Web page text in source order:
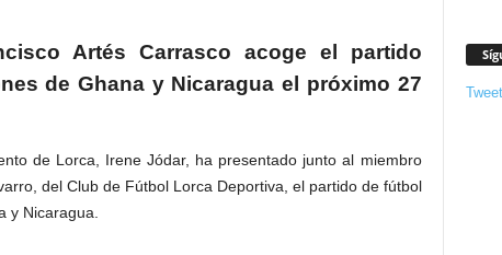
Artés Carrasco acoge el partido
de Ghana y Nicaragua el próximo 27
de Lorca, Irene Jódar, ha presentado junto al miembro
del Club de Fútbol Lorca Deportiva, el partido de fútbol
y Nicaragua.